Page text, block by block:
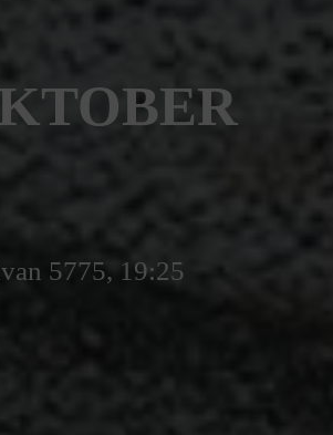
5775, 19:25